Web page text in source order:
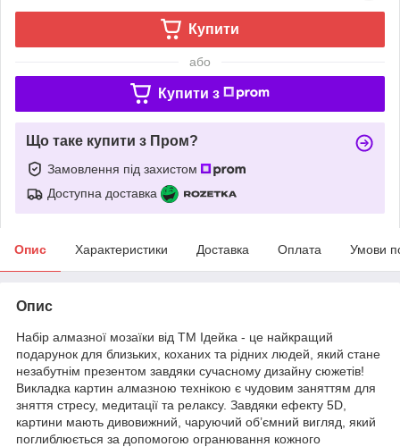
Купити
або
Купити з
Що таке купити з Пром?
Замовлення під захистом
Доступна доставка
Опис Характеристики Доставка Оплата Умови
Опис
Набір алмазної мозаїки від ТМ Ідейка - це найкращий
подарунок для близьких, коханих та рідних людей, який стане
незабутнім презентом завдяки сучасному дизайну сюжетів!
Викладка картин алмазною технікою є чудовим заняттям для
зняття стресу, медитації та релаксу. Завдяки ефекту 5D,
картини мають дивовижний, чаруючий об’ємний вигляд, який
поглиблюється за допомогою огранювання кожного